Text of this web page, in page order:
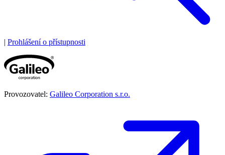
| Prohlášení o přístupnosti
Provozovatel: Galileo Corporation s.r.o.